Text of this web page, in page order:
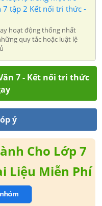
7 tập 2 Kết nối tri thức -
hoạt động thống nhất
quy tắc hoặc luật lệ
7 - Kết nối tri thức
ý
Cho Lớp 7
Liệu Miễn Phí